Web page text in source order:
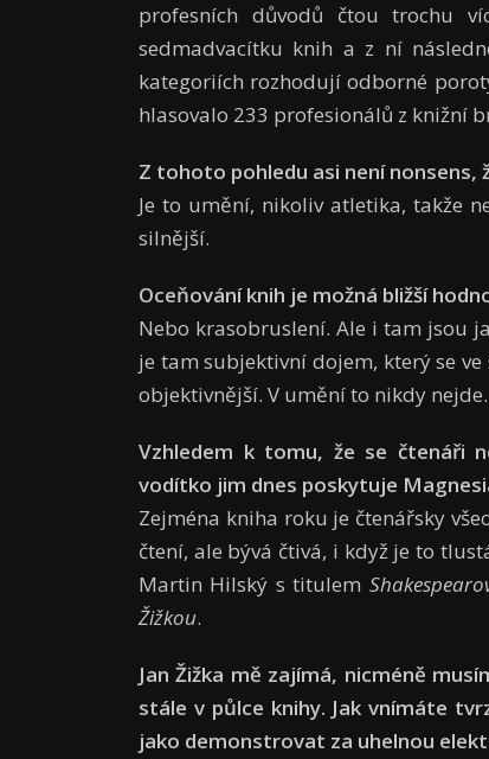
profesních důvodů čtou tro­chu
sedmadvacítku knih a z ní
katego­riích rozhodují odborné
hlasovalo 233 profesionálů z knižní
Z tohoto pohledu asi není nonsens,
Je to umění, nikoliv atletika, takže
silnější.
Oceňování knih je možná bližší
Nebo krasobruslení. Ale i tam jsou
je tam subjek­tivní dojem, který se
objektivnější. V umění to nikdy nejde.
Vzhledem k tomu, že se čtenáři
vodítko jim dnes poskytuje
Zejména kniha roku je čtenářsky
čtení, ale bývá čtivá, i když je to
Martin Hilský s titulem
Žižkou.
Jan Žižka mě zajímá, nicméně
stále v půlce knihy. Jak vnímáte
jako demonstrovat za uhelnou